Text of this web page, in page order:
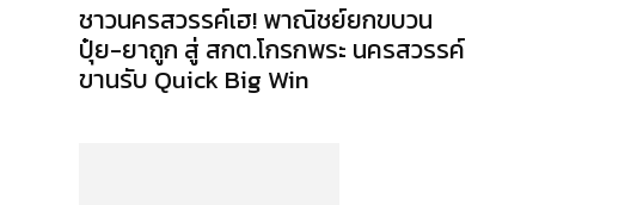
ชาวนครสวรรค์เฮ! พาณิชย์ยกขบวน
ปุ๋ย-ยาถูก สู่ สกต.โกรกพระ นครสวรรค์
ขานรับ Quick Big Win